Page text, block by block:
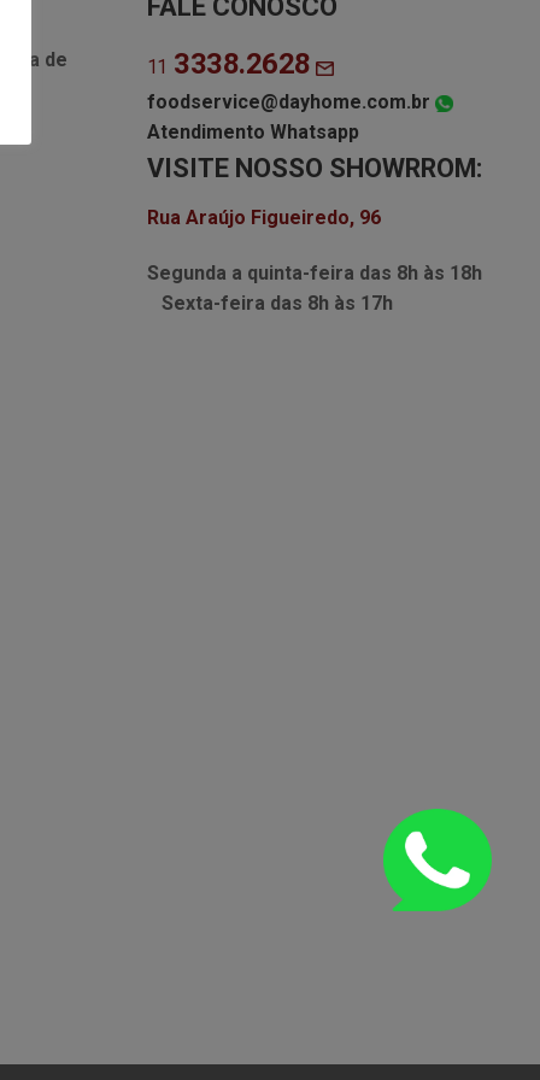
Lista de
FALE CONOSCO
11 3338.2628
foodservice@dayhome.com.br
Atendimento Whatsapp
VISITE NOSSO SHOWRROM:
Rua Araújo Figueiredo, 96
Segunda a quinta-feira das 8h às 18h
Sexta-feira das 8h às 17h